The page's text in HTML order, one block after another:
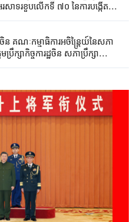
ាទរខួបលើកទី ៧០ នៃការបង្កើត
គណៈកម្មាធិការអចិន្ត្រៃយ៍នៃសភា
ក្សាកិច្ចការដ្ឋចិន សភាប្រឹក្សា